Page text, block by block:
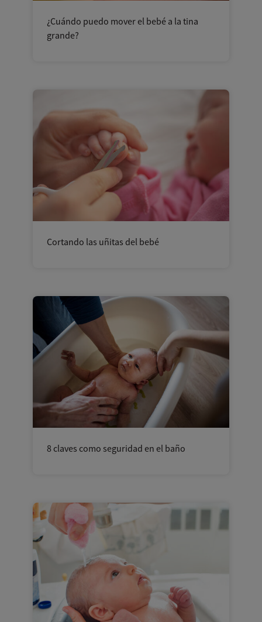
¿Cuándo puedo mover el bebé a la tina
grande?
Cortando las uñitas del bebé
8 claves como seguridad en el baño